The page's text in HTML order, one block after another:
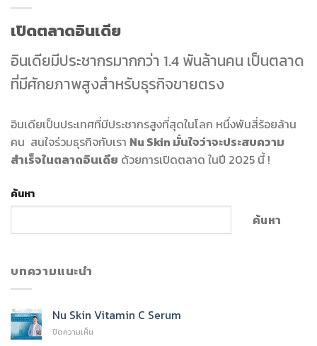
เปิดตลาดอินเดีย
อินเดียมีประชากรมากกว่า 1.4 พันล้านคน เป็นตลาด
ที่มีศักยภาพสูงสำหรับธุรกิจขายตรง
อินเดียเป็นประเทศที่มีประชากรสูงที่สุดในโลก หนึ่งพันสี่ร้อยล้าน
คน สนใจร่วมธุรกิจกับเรา Nu Skin มั่นใจว่าจะประสบความ
สำเร็จในตลาดอินเดีย ด้วยการเปิดตลาด ในปี 2025 นี้ !
ค้นหา
ค้นหา
บทความแนะนำ
Nu Skin Vitamin C Serum
ปิดความเห็น